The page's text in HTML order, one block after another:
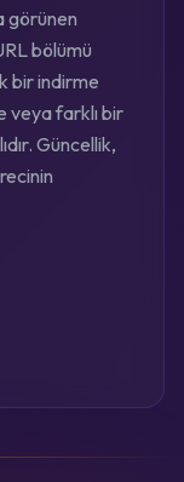
görünen
bölümü
bir indirme
veya farklı bir
Güncellik,